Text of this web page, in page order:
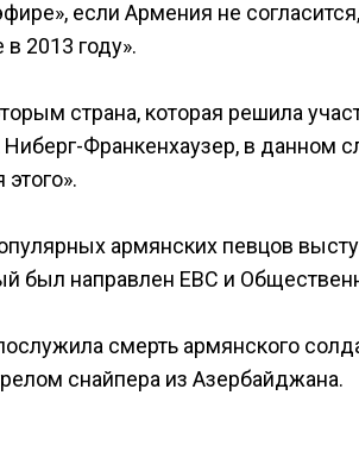
если Армения не
2013 году».
страна, которая решила
Франкенхаузер, в данном
армянских певцов
был направлен ЕВС и
смерть армянского
снайпера из Азербайджана.